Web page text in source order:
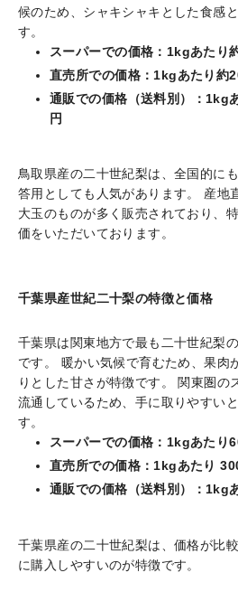
候のため、シャキシャキとした食感
す。
スーパーでの価格：1kgあたり
直売所での価格：1kgあたり約
通販での価格（送料別）：1kg
円
鳥取県産の二十世紀梨は、全国的に
答用としても人気があります。 産地
大玉のものが多く販売されており、
価をいただいております。
千葉県産世紀二十梨の特徴と価格
千葉県は関東地方で最も二十世紀梨
です。 暖かい気候で育むため、果肉
りとした甘さが特徴です。 関東圏の
流通しているため、手に取りやすい
す。
スーパーでの価格：1kgあたり
直売所での価格：1kgあたり
通販での価格（送料別）：1kg
千葉県産の二十世紀梨は、価格が比
に購入しやすいのが特徴です。